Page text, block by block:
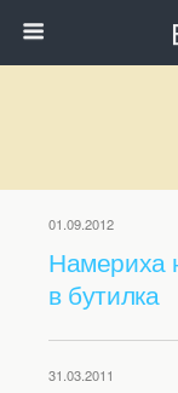
01.09.2012
Намериха
в бутилка
31.03.2011